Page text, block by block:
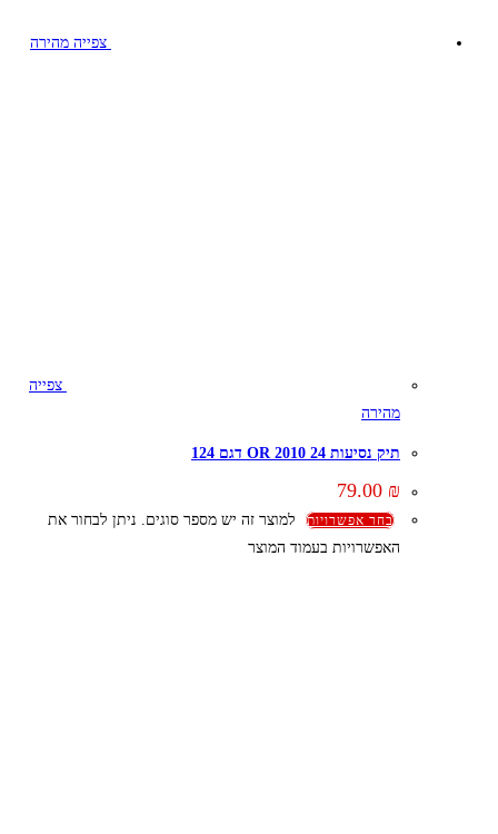
צפייה מהירה
צפייה
מהירה
תיק נסיעות 24 OR 2010 דגם 124
79.00 ₪
בחר אפשרויות
למוצר זה יש מספר סוגים. ניתן לבחור את
האפשרויות בעמוד המוצר